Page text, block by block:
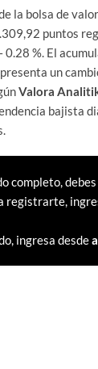
la bolsa de
puntos
%. El
un
Valora
bajista
completo,
registrarte,
ingresa desde